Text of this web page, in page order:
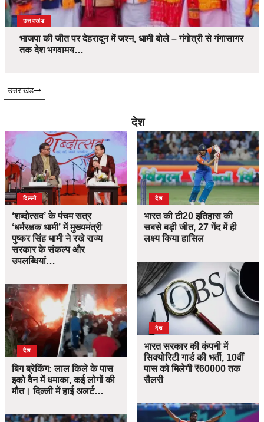
उत्तराखंड
भाजपा की जीत पर देहरादून में जश्न, धामी बोले – गंगोत्री से गंगासागर
तक देश भगवामय…
उत्तराखंड
देश
दिल्ली
‘शब्दोत्सव’ के पंचम सत्र
‘धर्मरक्षक धामी’ में मुख्यमंत्री
पुष्कर सिंह धामी ने रखे राज्य
सरकार के संकल्प और
उपलब्धियां…
देश
बिग ब्रेकिंग: लाल किले के पास
इको वैन में धमाका, कई लोगों की
मौत। दिल्ली में हाई अलर्ट…
देश
भारत की टी20 इतिहास की
सबसे बड़ी जीत, 27 गेंद में ही
लक्ष्य किया हासिल
देश
भारत सरकार की कंपनी में
सिक्योरिटी गार्ड की भर्ती, 10वीं
पास को मिलेगी ₹60000 तक
सैलरी